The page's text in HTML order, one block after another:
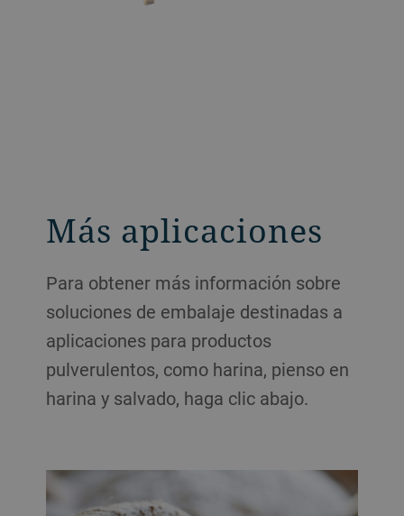
Más aplicaciones
Para obtener más información sobre
soluciones de embalaje destinadas a
aplicaciones para productos
pulverulentos, como harina, pienso en
harina y salvado, haga clic abajo.